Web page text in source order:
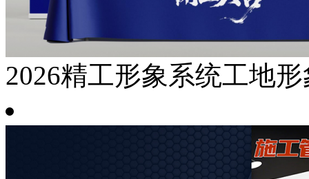
2026精工形象系统工地